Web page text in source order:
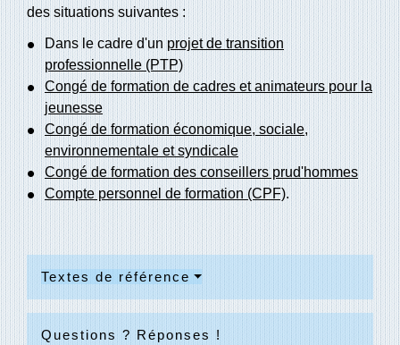
des situations suivantes :
Dans le cadre d'un projet de transition
professionnelle (PTP)
Congé de formation de cadres et animateurs pour la
jeunesse
Congé de formation économique, sociale,
environnementale et syndicale
Congé de formation des conseillers prud'hommes
Compte personnel de formation (CPF).
Textes de référence
Questions ? Réponses !